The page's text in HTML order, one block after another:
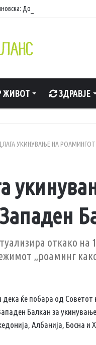
Домашните акумулации
ЖИВОТ ЗДРАВЈЕ
УКИНУВАЊЕ НА
откако на
„роаминг
дека ќе побара од
Балкан за
Албанија, Босна и